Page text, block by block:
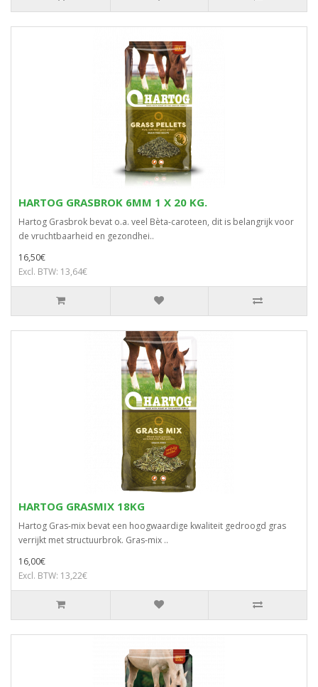
HARTOG GRASBROK 6MM 1 X 20 KG.
Hartog Grasbrok bevat o.a. veel Bèta-caroteen, dit is belangrijk voor
de vruchtbaarheid en gezondhei..
16,50€
Excl. BTW: 13,64€
HARTOG GRASMIX 18KG
Hartog Gras-mix bevat een hoogwaardige kwaliteit gedroogd gras
verrijkt met structuurbrok. Gras-mix ..
16,00€
Excl. BTW: 13,22€